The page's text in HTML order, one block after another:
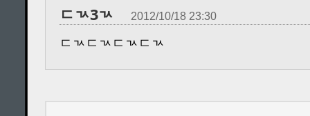
ㄷㄳ3ㄳ 2012/10/18 23:30
ㄷㄳㄷㄳㄷㄳㄷㄳ